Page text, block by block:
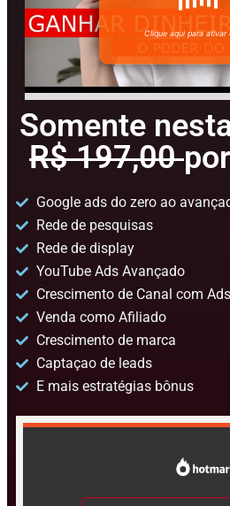
Clique aqui para ativar
Somente
R$ 197,00
Google ads do zero ao
Rede de pesquisas
Rede de display
YouTube Ads Avançado
Crescimento de Canal com Ads
Venda como Afiliado
Crescimento de marca
Captaçao de leads
E mais estratégias bônus